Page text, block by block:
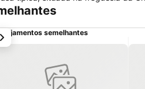
Alojamentos semelhantes
próximo